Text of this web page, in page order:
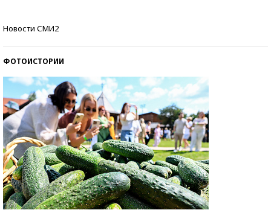
Новости СМИ2
ФОТОИСТОРИИ